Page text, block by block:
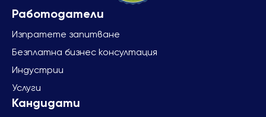
Изпратете запитване
Безплатна бизнес консултация
Индустрии
Услуги